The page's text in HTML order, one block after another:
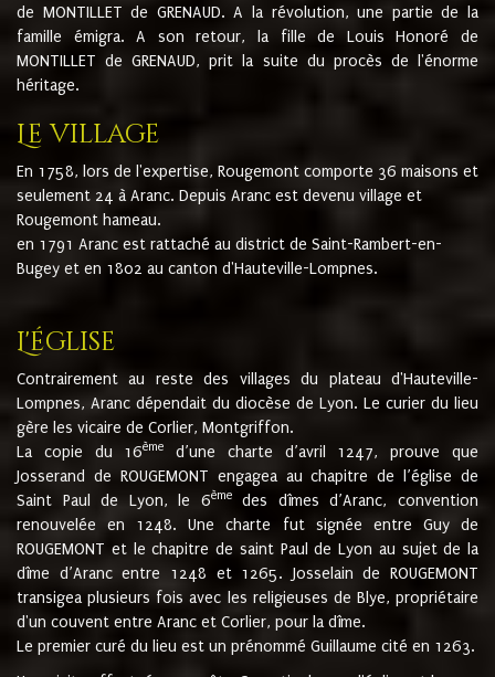
de MONTILLET de GRENAUD. A la révolution, une partie de la
famille émigra. A son retour, la fille de Louis Honoré de
MONTILLET de GRENAUD, prit la suite du procès de l'énorme
héritage.
Le village
En 1758, lors de l'expertise, Rougemont comporte 36 maisons et
seulement 24 à Aranc. Depuis Aranc est devenu village et
Rougemont hameau.
en 1791 Aranc est rattaché au district de Saint-Rambert-en-
Bugey et en 1802 au canton d'Hauteville-Lompnes.
L'église
Contrairement au reste des villages du plateau d'Hauteville-
Lompnes, Aranc dépendait du diocèse de Lyon. Le curier du lieu
gère les vicaire de Corlier, Montgriffon.
La copie du 16ème
d’une charte d’avril 1247, prouve que
Josserand de ROUGEMONT engagea au chapitre de l’église de
Saint Paul de Lyon, le 6èmedes dîmes d’Aranc, convention
renouvelée en 1248. Une charte fut signée entre Guy de
ROUGEMONT et le chapitre de saint Paul de Lyon au sujet de la
dîme d’Aranc entre 1248 et 1265. Josselain de ROUGEMONT
transigea plusieurs fois avec les religieuses de Blye, propriétaire
d'un couvent entre Aranc et Corlier, pour la dîme.
Le premier curé du lieu est un prénommé Guillaume cité en 1263.